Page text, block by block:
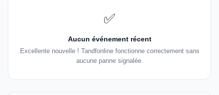
✅
Aucun événement récent
Excellente nouvelle ! Tandfonline fonctionne correctement sans
aucune panne signalée.